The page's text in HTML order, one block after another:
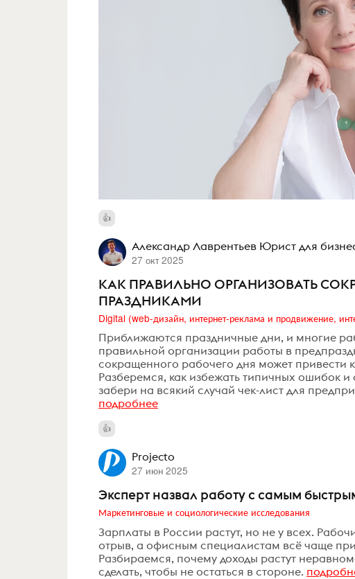
Александр Лаврентьев Юрист для
27 окт 2025
КАК ПРАВИЛЬНО ОРГАНИЗОВАТЬ
ПРАЗДНИКАМИ
Приближаются праздничные дни, и многие
правильной организации работы в
сокращенного рабочего дня может привести
Разберемся, как избежать типичных ошибок
забери на всякий случай чек-лист для
подробнее
Projecto
27 июн 2025
Эксперт назвал работу с самым
Маркетинговые и социологические исследования
Зарплаты в России растут, но не у всех.
отрыв, а офисным специалистам всё чаще
Разбираемся, почему доходы растут
сделать, чтобы не остаться в стороне.